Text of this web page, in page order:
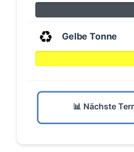
♻️ Gelbe Tonne
📊 Nächste